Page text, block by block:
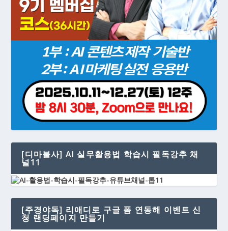
[디마불사] AI 실무활용법 학습시 필독강추 채
널11
[주경야독] 리애디로 구글 폼 연동해 이벤트 신
청 랜딩페이지 만들기